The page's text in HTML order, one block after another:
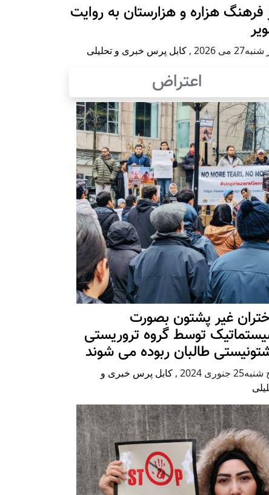
فرهنگ هزاره و هزارستان به روایت
می 2026 , کابل پرس خبری و تحلیلی
اعتراض
غیر پشتون بصورت
توسط گروه تروریستی
طالبان ربوده می شوند
جنوری 2024 , کابل پرس خبری و